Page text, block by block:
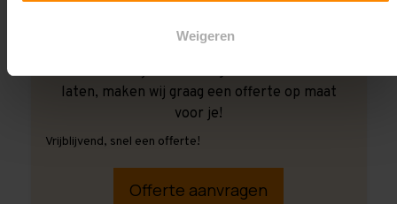
Weigeren
Ook wanneer je de montage aan ons over wilt
laten, maken wij graag een offerte op maat
voor je!
Vrijblijvend, snel een offerte!
Offerte aanvragen